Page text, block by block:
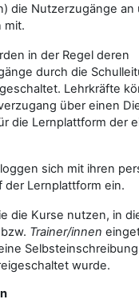
die Nutzerzugänge an
mit.
in der Regel deren
durch die
Lehrkräfte
über einen
die Lernplattform der
loggen sich mit ihren
der Lernplattform ein.
die Kurse nutzen, in
bzw. Trainer/innen
wurde.